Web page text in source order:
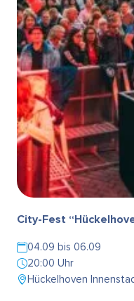
City-Fest
04.09 bis 06.09
20:00 Uhr
Hückelhoven